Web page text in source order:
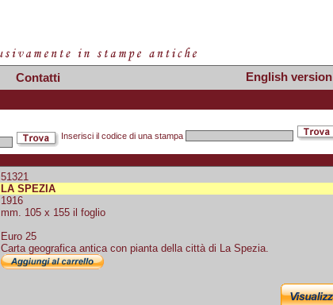
Contatti English version
Inserisci il codice di una stampa
51321
LA SPEZIA
1916
mm. 105 x 155 il foglio
Euro 25
Carta geografica antica con pianta della città di La Spezia.